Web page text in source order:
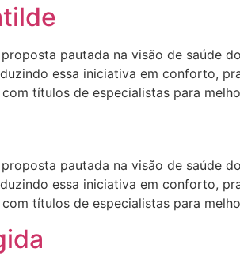
pautada na visão de saúde
essa iniciativa em conforto,
títulos de especialistas para
pautada na visão de saúde
essa iniciativa em conforto,
títulos de especialistas para